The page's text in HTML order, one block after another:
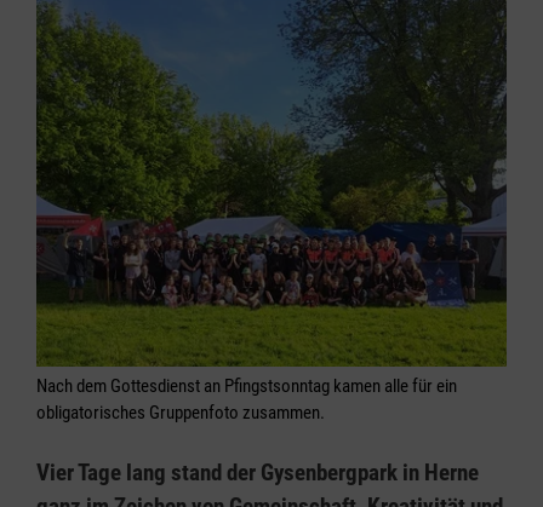
Nach dem Gottesdienst an Pfingstsonntag kamen alle für ein
obligatorisches Gruppenfoto zusammen.
Vier Tage lang stand der Gysenbergpark in Herne